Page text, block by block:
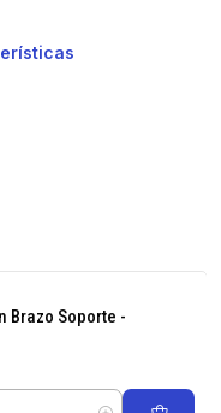
Brazo Soporte -